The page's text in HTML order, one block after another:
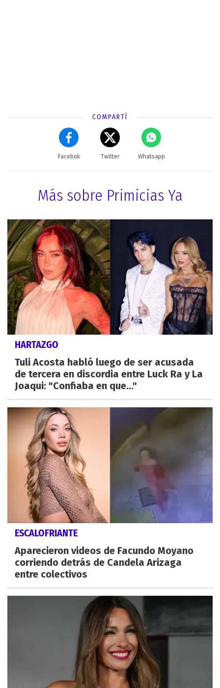
COMPARTÍ
Facebok Twitter Whatsapp
Más sobre Primicias Ya
HARTAZGO
Tuli Acosta habló luego de ser acusada
de tercera en discordia entre Luck Ra y La
Joaqui: "Confiaba en que..."
ESCALOFRIANTE
Aparecieron videos de Facundo Moyano
corriendo detrás de Candela Arizaga
entre colectivos